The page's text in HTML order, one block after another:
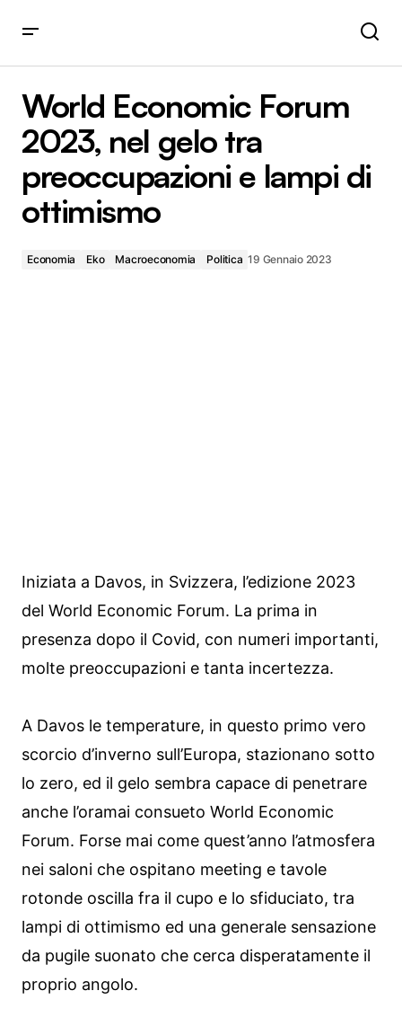
e lampi di ottimismo
World Economic Forum
2023, nel gelo tra
preoccupazioni e lampi di
ottimismo
Economia Eko Macroeconomia Politica 19 Gennaio 2023
Iniziata a Davos, in Svizzera, l’edizione 2023
del World Economic Forum. La prima in
presenza dopo il Covid, con numeri importanti,
molte preoccupazioni e tanta incertezza.
A Davos le temperature, in questo primo vero
scorcio d’inverno sull’Europa, stazionano sotto
lo zero, ed il gelo sembra capace di penetrare
anche l’oramai consueto World Economic
Forum. Forse mai come quest’anno l’atmosfera
nei saloni che ospitano meeting e tavole
rotonde oscilla fra il cupo e lo sfiduciato, tra
lampi di ottimismo ed una generale sensazione
da pugile suonato che cerca disperatamente il
proprio angolo.